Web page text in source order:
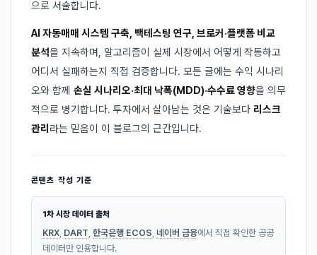
으로 서술합니다.
AI 자동매매 시스템 구축, 백테스팅 연구, 브로커·플랫폼 비교
분석을 지속하며, 알고리즘이 실제 시장에서 어떻게 작동하고
어디서 실패하는지 직접 검증합니다. 모든 글에는 수익 시나리
오와 함께 손실 시나리오·최대 낙폭(MDD)·수수료 영향을 의무
적으로 병기합니다. 투자에서 살아남는 것은 기술보다 리스크
관리 라는 믿음이 이 블로그의 근간입니다.
콘텐츠 작성 기준
1차 시장 데이터 출처
KRX DART 한국은행 ECOS 네이버 금융에서 직접 확인한 공공
데이터만 인용합니다.